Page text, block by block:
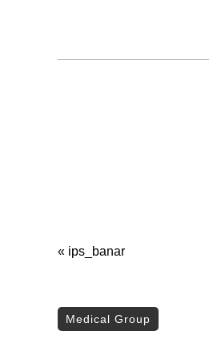
« ips_banar
Medical Group